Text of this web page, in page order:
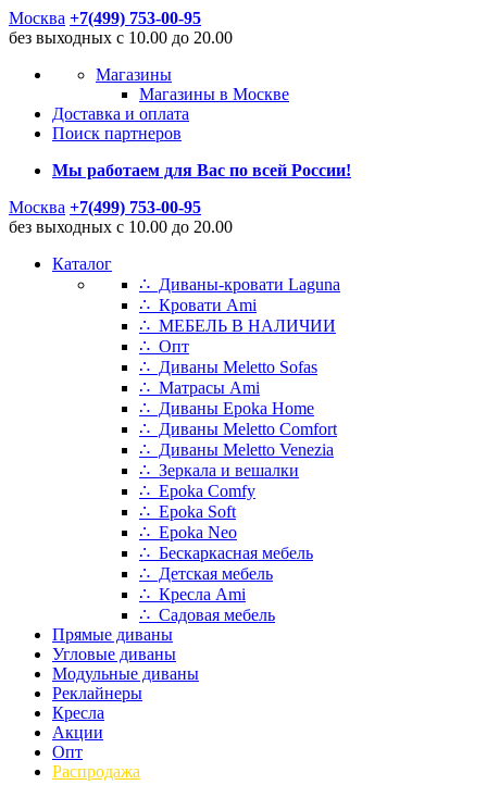
Москва +7(499) 753-00-95
без выходных с 10.00 до 20.00
Магазины
Магазины в Москве
Доставка и оплата
Поиск партнеров
Мы работаем для Вас по всей России!
Москва +7(499) 753-00-95
без выходных с 10.00 до 20.00
Каталог
∴ Диваны-кровати Laguna
∴ Кровати Ami
∴ МЕБЕЛЬ В НАЛИЧИИ
∴ Опт
∴ Диваны Meletto Sofas
∴ Матрасы Ami
∴ Диваны Epoka Home
∴ Диваны Meletto Comfort
∴ Диваны Meletto Venezia
∴ Зеркала и вешалки
∴ Epoka Comfy
∴ Epoka Soft
∴ Epoka Neo
∴ Бескаркасная мебель
∴ Детская мебель
∴ Кресла Ami
∴ Садовая мебель
Прямые диваны
Угловые диваны
Модульные диваны
Реклайнеры
Кресла
Акции
Опт
Распродажа